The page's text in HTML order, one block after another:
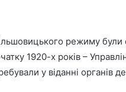
режиму були
1920-х років –
у віданні органів